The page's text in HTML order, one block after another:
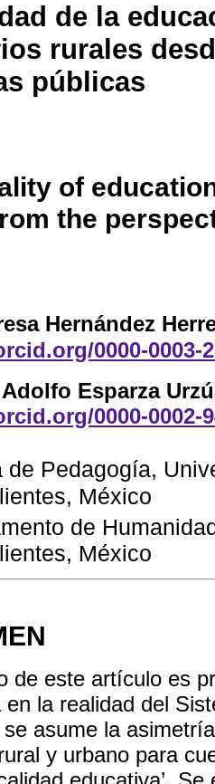
de la
rurales
públicas
of
the
Hernández
0000-0003-
Esparza
0000-0002-
de Pedagogía,
México
de
México
de este artículo es
en la realidad del
asume la
y urbano para